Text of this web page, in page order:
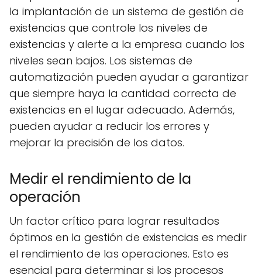
la implantación de un sistema de gestión de
existencias que controle los niveles de
existencias y alerte a la empresa cuando los
niveles sean bajos. Los sistemas de
automatización pueden ayudar a garantizar
que siempre haya la cantidad correcta de
existencias en el lugar adecuado. Además,
pueden ayudar a reducir los errores y
mejorar la precisión de los datos.
Medir el rendimiento de la
operación
Un factor crítico para lograr resultados
óptimos en la gestión de existencias es medir
el rendimiento de las operaciones. Esto es
esencial para determinar si los procesos